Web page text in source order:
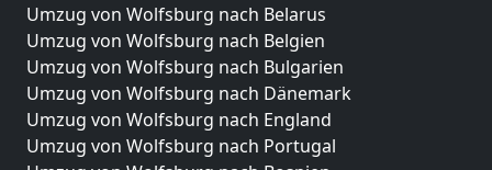
Umzug von Wolfsburg nach Belarus
Umzug von Wolfsburg nach Belgien
Umzug von Wolfsburg nach Bulgarien
Umzug von Wolfsburg nach Dänemark
Umzug von Wolfsburg nach England
Umzug von Wolfsburg nach Portugal